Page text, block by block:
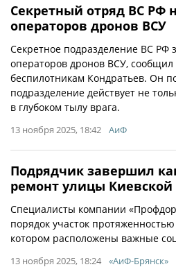
Секретный отряд ВС РФ
операторов дронов ВСУ
Секретное подразделение ВС РФ
операторов дронов ВСУ, сообщил
беспилотникам Кондратьев. Он
подразделение действует не
в глубоком тылу врага.
13 ноября 2025, 18:42 АиФ
Подрядчик завершил
ремонт улицы Киевской
Специалисты компании
порядок участок
котором расположены важные
13 ноября 2025, 18:24 «АиФ-Брянск»